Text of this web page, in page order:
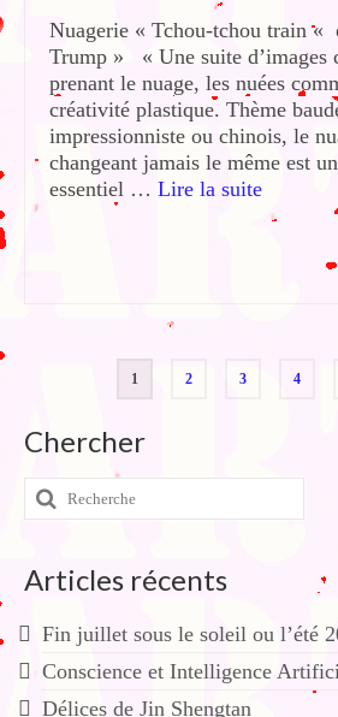
Nuagerie « Tchou-tchou train «
Trump » « Une suite d’images
prenant le nuage, les nuées
créativité plastique. Thème
impressionniste ou chinois, le
changeant jamais le même est
essentiel … Lire la suite­­
Pagination
des
publications
1 2 3 4
Chercher
Rechercher
:
Articles récents
Fin juillet sous le soleil ou l’été
Conscience et Intelligence
Délices de Jin Shengtan